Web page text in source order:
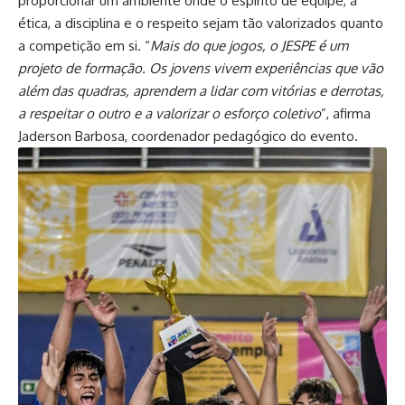
ética, a disciplina e o respeito sejam tão valorizados quanto
a competição em si. “Mais do que jogos, o JESPE é um
projeto de formação. Os jovens vivem experiências que vão
além das quadras, aprendem a lidar com vitórias e derrotas,
a respeitar o outro e a valorizar o esforço coletivo”, afirma
Jaderson Barbosa, coordenador pedagógico do evento.